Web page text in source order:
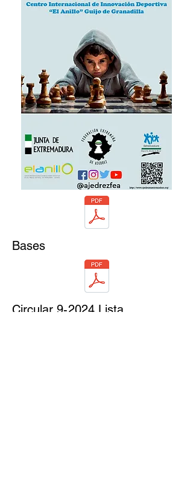
Bases
Circular 9-2024 Lista